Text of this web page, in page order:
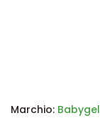
Marchio: